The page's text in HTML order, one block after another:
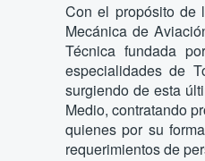
Con el propósito de
Mecánica de
Técnica fundada
especialidades de
surgiendo de esta
Medio, contratando
quienes por su
requerimientos de